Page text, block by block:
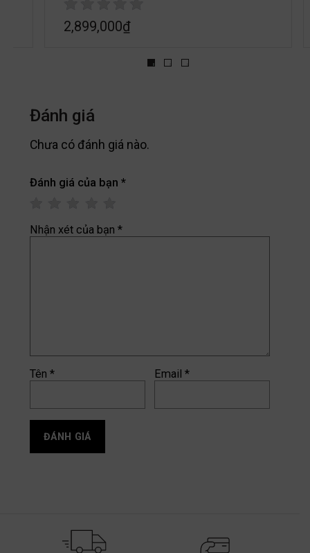
2,899,000₫
Đánh giá
Chưa có đánh giá nào.
Đánh giá của bạn *
Nhận xét của bạn *
Tên * Email*